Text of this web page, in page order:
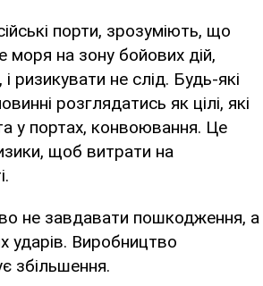
порти, зрозуміють, що
на зону бойових дій,
ризикувати не слід. Будь-які
розглядатись як цілі, які
у портах, конвоювання. Це
щоб витрати на
не завдавати пошкодження, а
ударів. Виробництво
збільшення.